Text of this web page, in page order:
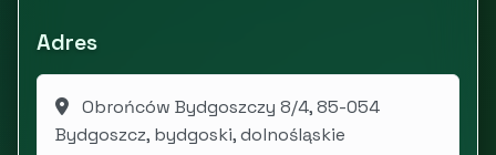
Adres
Obrońców Bydgoszczy 8/4, 85-054
Bydgoszcz, bydgoski, dolnośląskie